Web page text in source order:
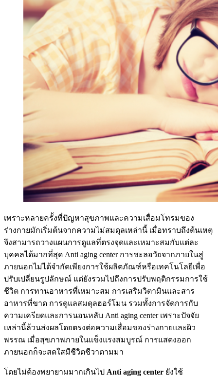
เพราะหลายครั้งที่ปัญหาสุขภาพและความเสื่อมโทรมของ
ร่างกายมักเริ่มต้นจากความไม่สมดุลเหล่านี้ เมื่อทราบถึงต้นเหตุ
จึงสามารถวางแผนการดูแลที่ตรงจุดและเหมาะสมกับแต่ละ
บุคคลได้มากที่สุด Anti aging center การชะลอวัยจากภายในสู่
ภายนอกไม่ได้จำกัดเพียงการใช้ผลิตภัณฑ์หรือเทคโนโลยีเพื่อ
ปรับเปลี่ยนรูปลักษณ์ แต่ยังรวมไปถึงการปรับพฤติกรรมการใช้
ชีวิต การทานอาหารที่เหมาะสม การเสริมวิตามินและสาร
อาหารที่ขาด การดูแลสมดุลฮอร์โมน รวมทั้งการจัดการกับ
ความเครียดและการนอนหลับ Anti aging center เพราะปัจจัย
เหล่านี้ล้วนส่งผลโดยตรงต่อความเสื่อมของร่างกายและผิว
พรรณ เมื่อสุขภาพภายในแข็งแรงสมบูรณ์ การแสดงออก
ภายนอกก็จะสดใสมีชีวิตชีวาตามมา
โดยไม่ต้องพยายามมากเกินไป Anti aging center ยังใช้